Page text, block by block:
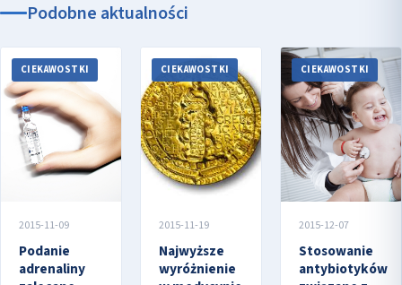
Podobne aktualności
CIEKAWOSTKI
2015-11-09
Podanie
adrenaliny
CIEKAWOSTKI
2015-11-19
Najwyższe
wyróżnienie
CIEKAWOSTKI
2015-12-07
Stosowanie
antybiotyków